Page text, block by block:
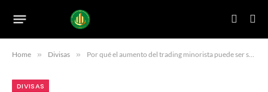
Home » Divisas » Por qué el aumento del trading minorista puede ser señal de una nueva manía
DIVISAS